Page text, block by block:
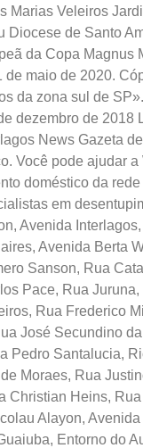
Marias Veleiros
Diocese de Santo
da Copa Magnus
de maio de 2020.
da zona sul de
dezembro de 2018
News Gazeta
Você pode ajudar
doméstico da
em
Avenida
Avenida Berta
Sanson, Rua
Pace, Rua
Rua Frederico
José Secundino
Pedro Santalucia,
Moraes, Rua
Christian Heins,
Alayon,
Entorno do